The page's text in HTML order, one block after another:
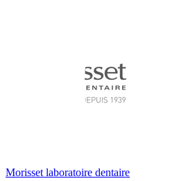
Morisset laboratoire dentaire